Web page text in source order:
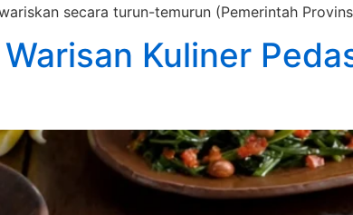
secara turun-temurun (Pemerintah
Kuliner